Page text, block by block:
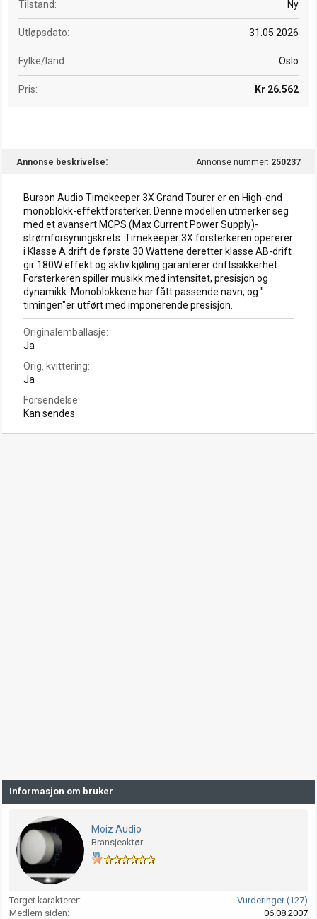
Tilstand Ny
Utløpsdato 31.05.2026
Fylke/land Oslo
Pris Kr 26.562
Annonse beskrivelse Annonse nummer: 250237
Burson Audio Timekeeper 3X Grand Tourer er en High-end
monoblokk-effektforsterker. Denne modellen utmerker seg
med et avansert MCPS (Max Current Power Supply)-
strømforsyningskrets. Timekeeper 3X forsterkeren opererer
i Klasse A drift de første 30 Wattene deretter klasse AB-drift
gir 180W effekt og aktiv kjøling garanterer driftssikkerhet.
Forsterkeren spiller musikk med intensitet, presisjon og
dynamikk. Monoblokkene har fått passende navn, og "
timingen"er utført med imponerende presisjon.
Originalemballasje
Ja
Orig. kvittering
Ja
Forsendelse
Kan sendes
Informasjon om bruker
Moiz Audio
Bransjeaktør
Torget karakterer
Vurderinger (127)
Medlem siden
06.08.2007